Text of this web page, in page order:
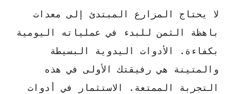
لا يحتاج المزارع المبتدئ إلى معدات
باهظة الثمن للبدء في عملياته اليومية
بكفاءة. الأدوات اليدوية البسيطة
والمتينة هي رفيقتك الأولى في هذه
التجربة الممتعة.
الاستثمار في أدوات